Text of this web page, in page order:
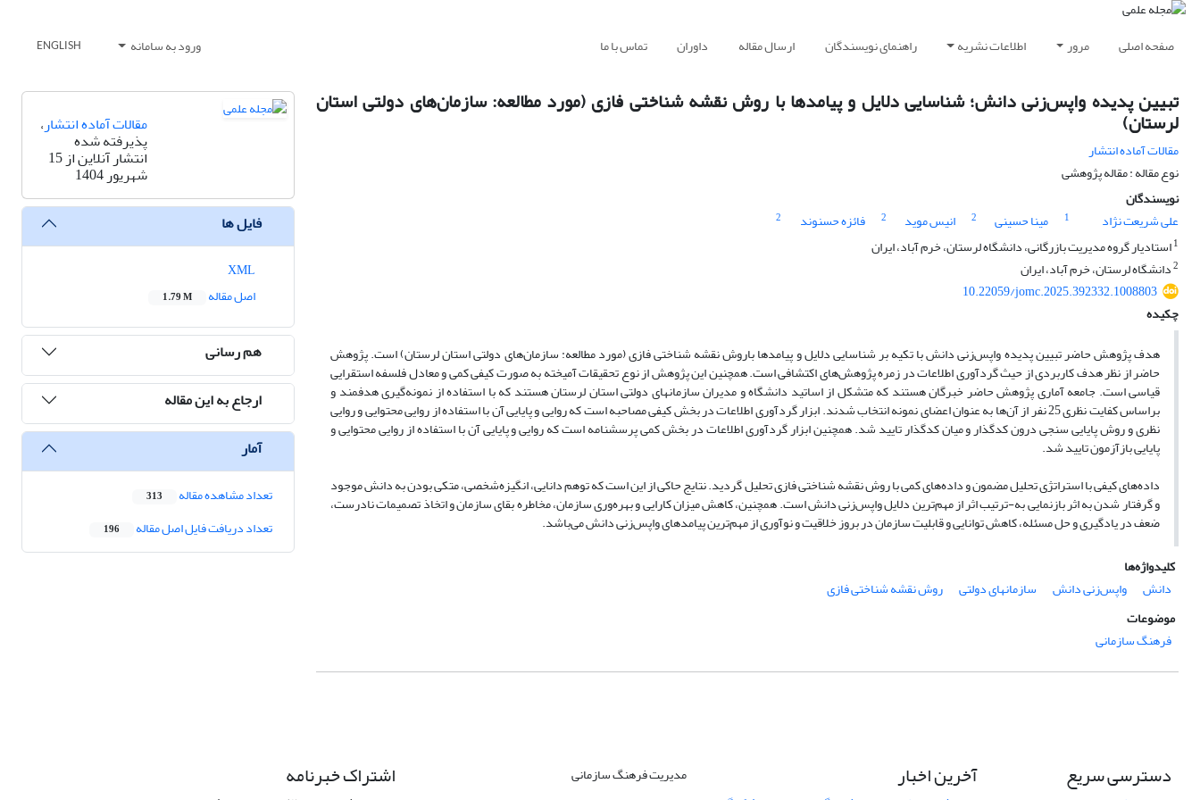
صفحه اصلی مرور اطلاعات نشریه راهنمای نویسندگان ارسال مقاله داوران تماس با ما ورود به سامانه ENGLISH
تبیین پدیده واپس‌زنی دانش؛ شناسایی دلایل و پیامدها با روش نقشه شناختی فازی (مورد مطالعه: سازمان‌های دولتی استان
لرستان)
مقالات آماده انتشار
نوع مقاله : مقاله پژوهشی
نویسندگان
علی شریعت نژاد
1 مینا حسینی 2 انیس موید 2 فائزه حسنوند
2
1استادیار گروه مدیریت بازرگانی، دانشگاه لرستان، خرم آباد، ایران
2دانشگاه لرستان، خرم آباد، ایران
10.22059/jomc.2025.392332.1008803
چکیده
هدف پژوهش حاضر تبیین پدیده واپس‌زنی دانش با تکیه بر شناسایی دلایل و پیامدها باروش نقشه شناختی فازی (مورد مطالعه: سازمان‌های دولتی استان لرستان) است. پژوهش
حاضر از نظر هدف کاربردی از حیث گردآوری اطلاعات در زمره پژوهش‌های اکتشافی است. همچنین این پژوهش از نوع تحقیقات آمیخته به صورت کیفی کمی و معادل فلسفه استقرایی
قیاسی‌ است. جامعه آماری پژوهش حاضر خبرگان هستند که متشکل از اساتید دانشگاه و مدیران سازمان‎های دولتی استان لرستان هستند که با استفاده از نمونه‌گیری هدفمند و
براساس کفایت نظری 25 نفر از آن‌ها به عنوان اعضای نمونه انتخاب شدند. ابزار گردآوری اطلاعات در بخش کیفی مصاحبه است که روایی و پایایی آن با استفاده از روایی محتوایی و روایی
نظری و روش پایایی سنجی درون کدگذار و میان کدگذار تایید شد. همچنین ابزار گردآوری اطلاعات در بخش کمی پرسشنامه است که روایی و پایایی آن با استفاده از روایی محتوایی و
پایایی بازآزمون تایید شد.
داده‌های کیفی با استراتژی تحلیل مضمون و داده‌های کمی با روش نقشه شناختی فازی تحلیل گردید. نتایج حاکی از این است که توهم دانایی، انگیزه‌شخصی، متکی بودن به دانش موجود
و گرفتار شدن به اثر بازنمایی به-ترتیب اثر از مهم‌ترین دلایل واپس‌زنی دانش است. همچنین، کاهش میزان کارایی و بهره‌وری سازمان، مخاطره بقای سازمان و اتخاذ تصمیمات نادرست،
ضعف در یادگیری و حل مسئله، کاهش توانایی و قابلیت سازمان در بروز خلاقیت و نوآوری از مهم‌ترین پیامدهای واپس‌زنی دانش می‌باشد.
کلیدواژه‌ها
دانش
واپس‌زنی دانش سازمان‎های دولتی
روش نقشه شناختی فازی
موضوعات
فرهنگ سازمانی
مقالات آماده انتشار،
پذیرفته شده
انتشار آنلاین از 15
شهریور 1404
فایل ها
اصل مقاله
1.79 M
هم رسانی
ارجاع به این مقاله
آمار
تعداد مشاهده مقاله 313
تعداد دریافت فایل اصل مقاله 196
دسترسی سریع آخرین اخبار مدیریت فرهنگ سازمانی اشتراک خبرنامه